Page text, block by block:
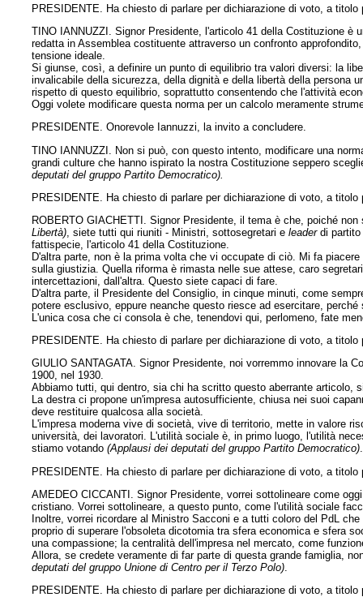
PRESIDENTE. Ha chiesto di parlare per dichiarazione di voto, a
TINO IANNUZZI. Signor Presidente, l'articolo 41 della Costituzione è
redatta in Assemblea costituente attraverso un confronto
tensione ideale.
Si giunse, così, a definire un punto di equilibrio tra valori diversi: la
invalicabile della sicurezza, della dignità e della libertà della persona
rispetto di questo equilibrio, soprattutto consentendo che l'attività
Oggi volete modificare questa norma per un calcolo meramente
PRESIDENTE. Onorevole Iannuzzi, la invito a concludere.
TINO IANNUZZI. Non si può, con questo intento, modificare una
grandi culture che hanno ispirato la nostra Costituzione seppero
deputati del gruppo Partito Democratico).
PRESIDENTE. Ha chiesto di parlare per dichiarazione di voto, a
ROBERTO GIACHETTI. Signor Presidente, il tema è che, poiché
Libertà) , siete tutti qui riuniti - Ministri, sottosegretari eleaderdi partito
fattispecie, l'articolo 41 della Costituzione.
D'altra parte, non è la prima volta che vi occupate di ciò. Mi fa
sulla giustizia. Quella riforma è rimasta nelle sue attese, caro
intercettazioni, dall'altra. Questo siete capaci di fare.
D'altra parte, il Presidente del Consiglio, in cinque minuti, come
potere esclusivo, eppure neanche questo riesce ad esercitare,
L'unica cosa che ci consola è che, tenendovi qui, perlomeno, fate
PRESIDENTE. Ha chiesto di parlare per dichiarazione di voto, a
GIULIO SANTAGATA. Signor Presidente, noi vorremmo innovare la
1900, nel 1930.
Abbiamo tutti, qui dentro, sia chi ha scritto questo aberrante
La destra ci propone un'impresa autosufficiente, chiusa nei suoi
deve restituire qualcosa alla società.
L'impresa moderna vive di società, vive di territorio, mette in valore
università, dei lavoratori. L'utilità sociale è, in primo luogo, l'utilità
stiamo votando(Applausi dei deputati del gruppo Partito Democratico).
PRESIDENTE. Ha chiesto di parlare per dichiarazione di voto, a
AMEDEO CICCANTI. Signor Presidente, vorrei sottolineare come
cristiano. Vorrei sottolineare, a questo punto, come l'utilità sociale
Inoltre, vorrei ricordare al Ministro Sacconi e a tutti coloro del PdL
proprio di superare l'obsoleta dicotomia tra sfera economica e sfera
una compassione; la centralità dell'impresa nel mercato, come
Allora, se credete veramente di far parte di questa grande famiglia,
deputati del gruppo Unione di Centro per il Terzo Polo)
PRESIDENTE. Ha chiesto di parlare per dichiarazione di voto, a